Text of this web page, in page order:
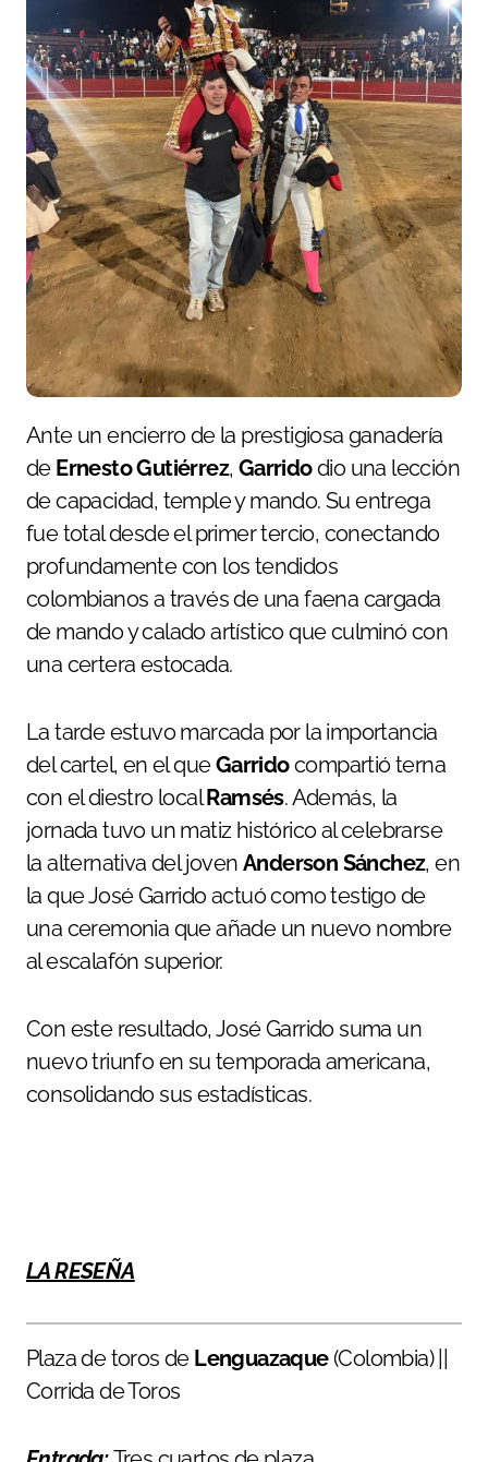
Ante un encierro de la prestigiosa ganadería
de Ernesto Gutiérrez, Garridodio una lección
de capacidad, temple y mando. Su entrega
fue total desde el primer tercio, conectando
profundamente con los tendidos
colombianos a través de una faena cargada
de mando y calado artístico que culminó con
una certera estocada.
La tarde estuvo marcada por la importancia
del cartel, en el queGarridocompartió terna
con el diestro localRamsés. Además, la
jornada tuvo un matiz histórico al celebrarse
la alternativa del joven Anderson Sánchez, en
la que José Garrido actuó como testigo de
una ceremonia que añade un nuevo nombre
al escalafón superior.
Con este resultado, José Garrido suma un
nuevo triunfo en su temporada americana,
consolidando sus estadísticas.
LA RESEÑA
Plaza de toros de Lenguazaque (Colombia) ||
Corrida de Toros